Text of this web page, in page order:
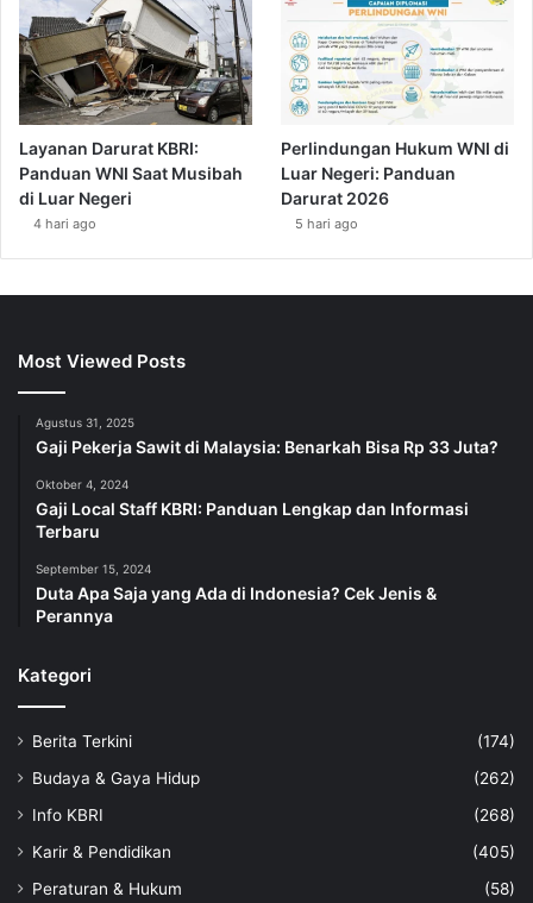
Layanan Darurat KBRI:
Panduan WNI Saat Musibah
di Luar Negeri
4 hari ago
Perlindungan Hukum WNI di
Luar Negeri: Panduan
Darurat 2026
5 hari ago
Most Viewed Posts
Agustus 31, 2025
Gaji Pekerja Sawit di Malaysia: Benarkah Bisa Rp 33 Juta?
Oktober 4, 2024
Gaji Local Staff KBRI: Panduan Lengkap dan Informasi
Terbaru
September 15, 2024
Duta Apa Saja yang Ada di Indonesia? Cek Jenis &
Perannya
Kategori
Berita Terkini
(174)
Budaya & Gaya Hidup
(262)
Info KBRI
(268)
Karir & Pendidikan
(405)
Peraturan & Hukum
(58)